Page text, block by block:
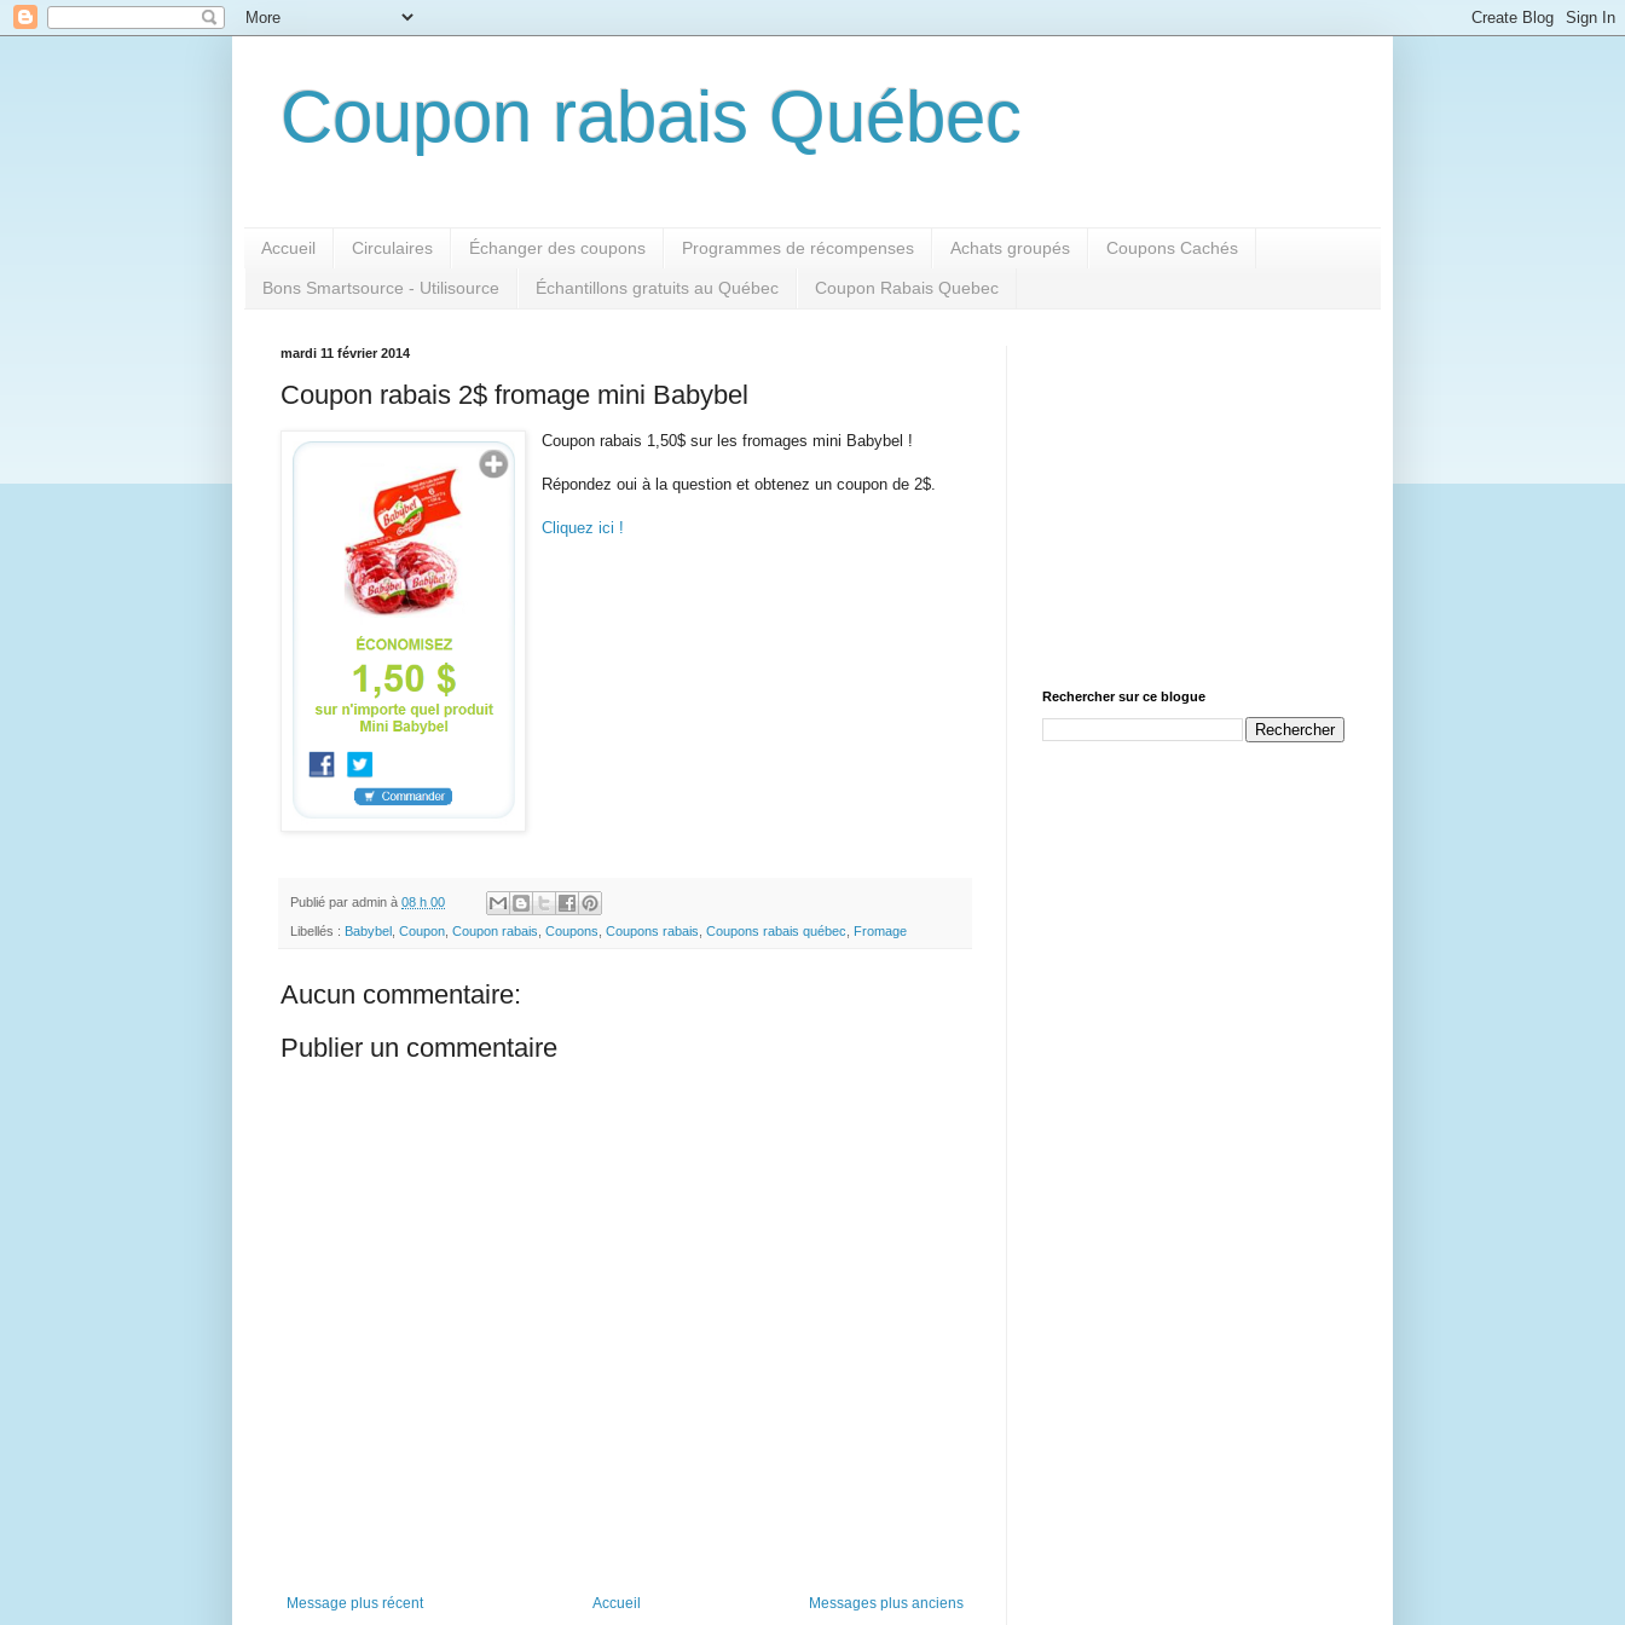
Coupon rabais Québec
Accueil Circulaires Échanger des coupons Programmes de récompenses Achats groupés Coupons Cachés
Bons Smartsource - Utilisource Échantillons gratuits au Québec Coupon Rabais Quebec
mardi 11 février 2014
Coupon rabais 2$ fromage mini Babybel
Coupon rabais 1,50$ sur les fromages mini Babybel !
Répondez oui à la question et obtenez un coupon de 2$.
Cliquez ici !
Publié par admin à 08 h 00
Libellés : Babybel Coupon Coupon rabais Coupons Coupons rabais Coupons rabais québec Fromage
Aucun commentaire:
Publier un commentaire
Message plus récent Messages plus anciens
Accueil
Rechercher sur ce blogue